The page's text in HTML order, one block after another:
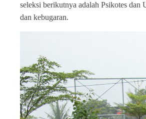
seleksi berikutnya adalah Psikotes dan
dan kebugaran.